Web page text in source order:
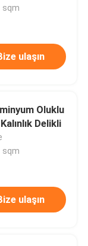
sqm
ulaşın
Oluklu
Delikli
sqm
ulaşın